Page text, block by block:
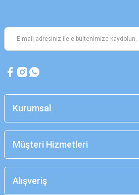
Kurumsal
Müşteri Hizmetleri
Alışveriş